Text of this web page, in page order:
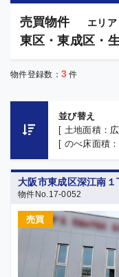
売買物件 エリア
東区・東成区・
物件登録数： 3 件
並び替え
[ 土地面積：
[ のべ床面積：
大阪市東成区深江南
物件No.17-0052
売買